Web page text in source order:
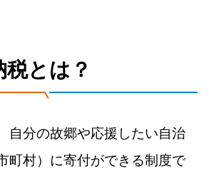
とは？
自分の故郷や応援したい自治
町村）に寄付ができる制度で